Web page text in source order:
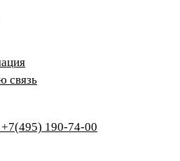
связь
+7(495) 190-74-00